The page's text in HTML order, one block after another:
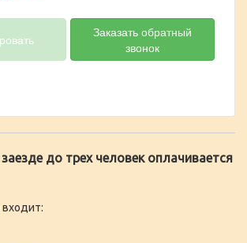
Заказать обратный
звонок
до трех человек оплачивается
входит: